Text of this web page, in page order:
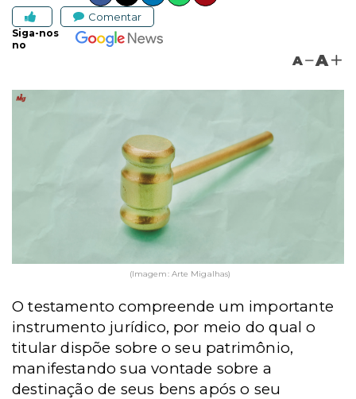
Comentar
Siga-nos
no
A A
(Imagem: Arte Migalhas)
O testamento compreende um importante
instrumento jurídico, por meio do qual o
titular dispõe sobre o seu patrimônio,
manifestando sua vontade sobre a
destinação de seus bens após o seu